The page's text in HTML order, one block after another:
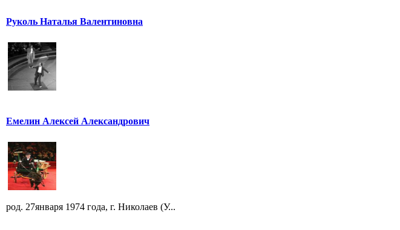
Руколь Наталья Валентиновна
Емелин Алексей Александрович
род. 27января 1974 года, г. Николаев (У...